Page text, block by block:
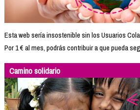
Esta web sería insostenible sin los Usuarios
Por 1 € al mes, podrás contribuir a que pueda
Camino solidario